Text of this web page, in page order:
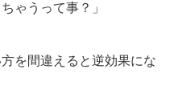
ゃうって事？」
を間違えると逆効果にな